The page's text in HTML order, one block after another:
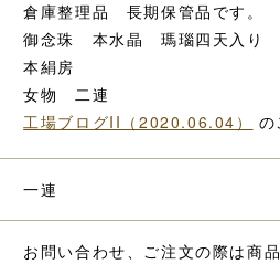
倉庫整理品 長期保管品です。
御念珠 本水晶 瑪瑙四天入り
本絹房
女物 二連
工場ブログII（2020.06.04）
の
一連
お問い合わせ、ご注文の際は商